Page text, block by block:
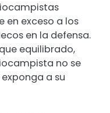
en exceso a los
en la defensa.
equilibrado,
no se
a su